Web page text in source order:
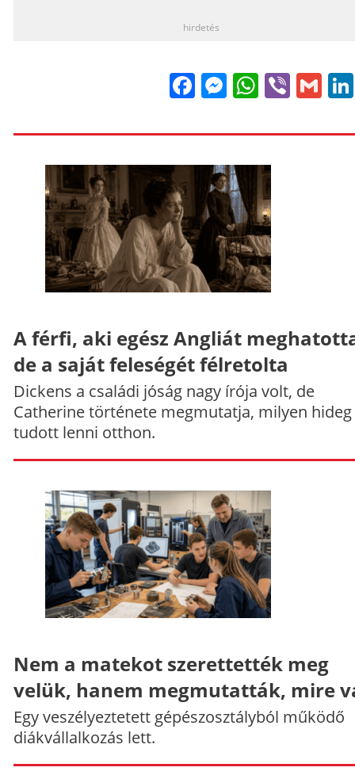
hirdetés
FacebookViber
A férfi, aki egész Angliát
de a saját feleségét félretolta
Dickens a családi jóság nagy írója volt, de
Catherine története megmutatja, milyen hideg
tudott lenni otthon.
Nem a matekot szerettették meg
velük, hanem megmutatták, mire
Egy veszélyeztetett gépészosztályból működő
diákvállalkozás lett.